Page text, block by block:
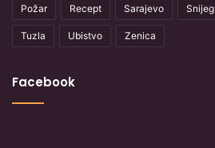
Požar Recept Sarajevo Snijeg
Tuzla Ubistvo Zenica
Facebook